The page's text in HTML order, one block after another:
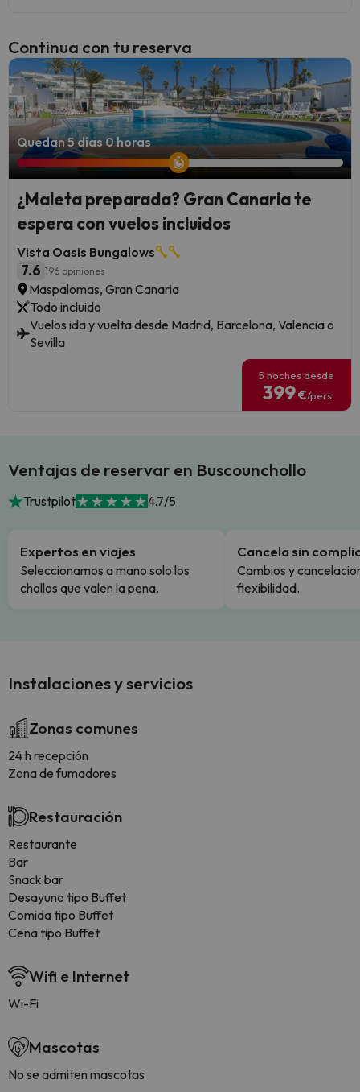
Continua con tu reserva
Quedan 5 días 0 horas
¿Maleta preparada? Gran Canaria te
espera con vuelos incluidos
Vista Oasis Bungalows
7.6 196 opiniones
Maspalomas, Gran Canaria
Todo incluido
Vuelos ida y vuelta desde Madrid, Barcelona, Valencia o
Sevilla
5 noches desde
399€/pers.
Ventajas de reservar en Buscounchollo
Trustpilot 4.7/5
Expertos en viajes
Seleccionamos a mano solo los
chollos que valen la pena.
Cancela sin
Cambios y
flexibilidad.
Instalaciones y servicios
Zonas comunes
24 h recepción
Zona de fumadores
Restauración
Restaurante
Bar
Snack bar
Desayuno tipo Buffet
Comida tipo Buffet
Cena tipo Buffet
Wifi e Internet
Wi-Fi
Mascotas
No se admiten mascotas